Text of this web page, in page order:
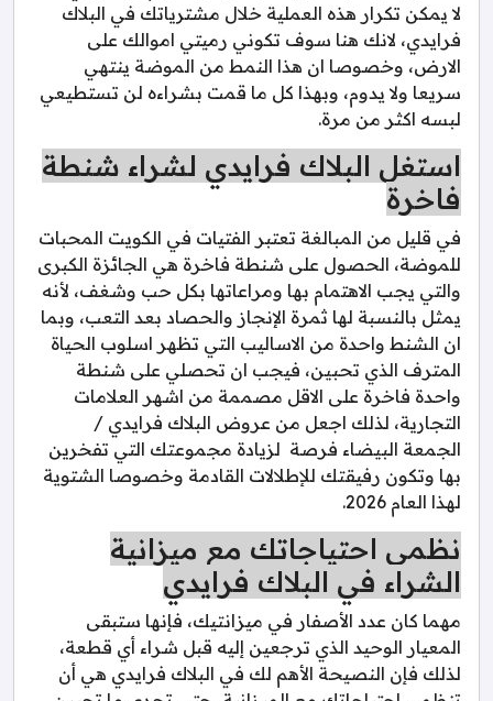
لا يمكن تكرار هذه العملية خلال مشترياتك في البلاك
فرايدي، لانك هنا سوف تكوني رميتي اموالك على
الارض، وخصوصا ان هذا النمط من الموضة ينتهي
سريعا ولا يدوم، وبهذا كل ما قمت بشراءه لن تستطيعي
لبسه اكثر من مرة.
استغل البلاك فرايدي لشراء شنطة
فاخرة
في قليل من المبالغة تعتبر الفتيات في الكويت المحبات
للموضة، الحصول على شنطة فاخرة هي الجائزة الكبرى
والتي يجب الاهتمام بها ومراعاتها بكل حب وشغف، لأنه
يمثل بالنسبة لها ثمرة الإنجاز والحصاد بعد التعب، وبما
ان الشنط واحدة من الاساليب التي تظهر اسلوب الحياة
المترف الذي تحبين، فيجب ان تحصلي على شنطة
واحدة فاخرة على الاقل مصممة من اشهر العلامات
التجارية، لذلك اجعل من عروض البلاك فرايدي /
الجمعة البيضاء فرصة لزيادة مجموعتك التي تفخرين
بها وتكون رفيقتك للإطلالات القادمة وخصوصا الشتوية
لهذا العام 2026.
نظمي احتياجاتك مع ميزانية
الشراء في البلاك فرايدي
مهما كان عدد الأصفار في ميزانتيك، فإنها ستبقى
المعيار الوحيد الذي ترجعين إليه قبل شراء أي قطعة،
لذلك فإن النصيحة الأهم لك في البلاك فرايدي هي أن